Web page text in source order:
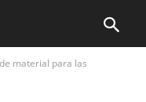
material para las